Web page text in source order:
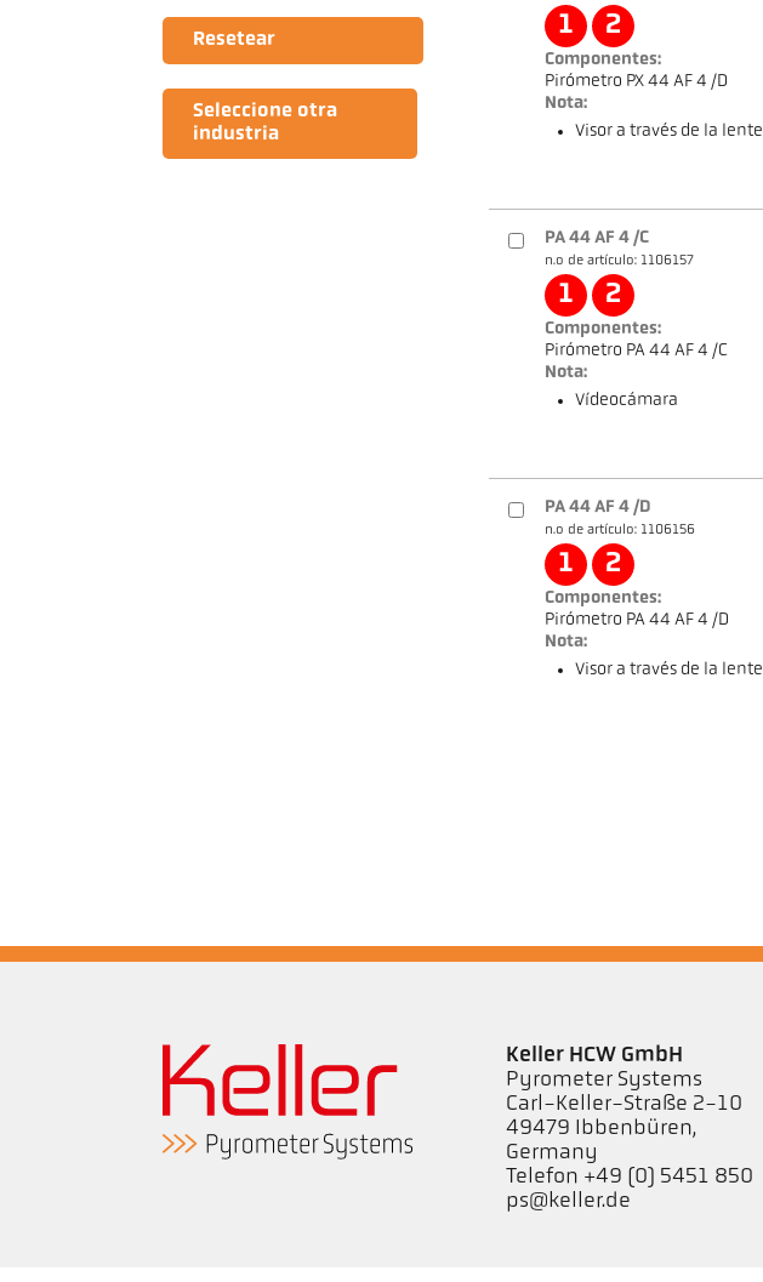
Resetear
Seleccione otra
industria
1 2
Componentes:
Pirómetro PX 44 AF 4 /D
Nota:
Visor a través de la lente
PA 44 AF 4 /C
n.o de artículo: 1106157
1 2
Componentes:
Pirómetro PA 44 AF 4 /C
Nota:
Vídeocámara
PA 44 AF 4 /D
n.o de artículo: 1106156
1 2
Componentes:
Pirómetro PA 44 AF 4 /D
Nota:
Visor a través de la lente
Keller HCW GmbH
Pyrometer Systems
Carl-Keller-Straße 2-10
49479 Ibbenbüren,
Germany
Telefon +49 (0) 5451 850
ps@keller.de